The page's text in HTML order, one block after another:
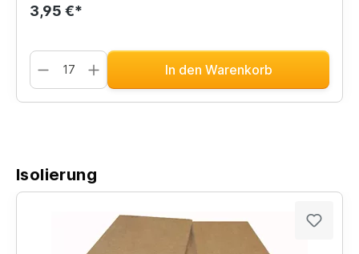
3,95 €*
In den Warenkorb
Isolierung